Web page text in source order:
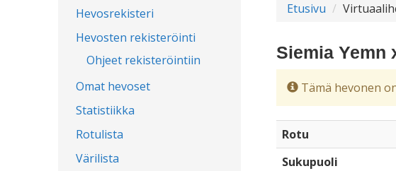
Hevosrekisteri
Hevosten rekisteröinti
Ohjeet rekisteröintiin
Omat hevoset
Statistiikka
Rotulista
Värilista
Etusivu
Siemia Yemn
Tämä hevonen
Rotu
Sukupuoli